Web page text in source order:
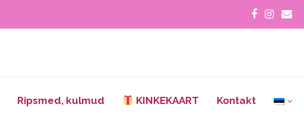
Ripsmed, kulmud KINKEKAART Kontakt